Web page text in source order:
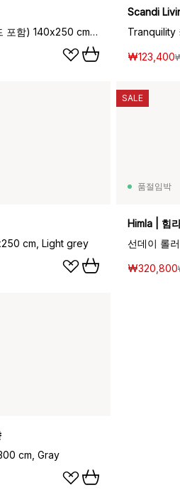
선샤인 커튼 (폴딩 밴드 포함) 140x250 cm, Ash (grey)
Scandi
₩123,400
cm, Light grey
품절임박
Himla | 힘
선데이 롤
₩320,800
SALE
cm, Gray